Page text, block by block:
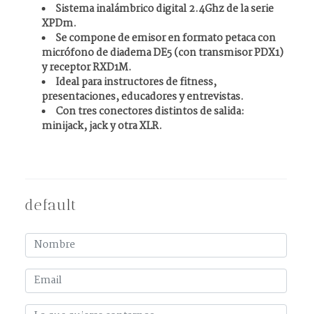
Sistema inalámbrico digital 2.4Ghz de la serie
XPDm.
Se compone de emisor en formato petaca con
micrófono de diadema DE5 (con transmisor PDX1)
y receptor RXD1M.
Ideal para instructores de fitness,
presentaciones, educadores y entrevistas.
Con tres conectores distintos de salida:
minijack, jack y otra XLR.
default